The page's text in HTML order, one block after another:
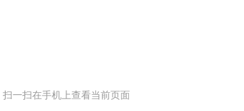
扫一扫在手机上查看当前页面